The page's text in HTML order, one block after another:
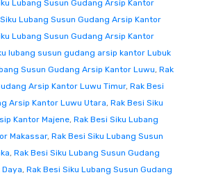
Lubang Susun Gudang Arsip Kantor
Lubang Susun Gudang Arsip Kantor
Lubang Susun Gudang Arsip Kantor
lubang susun gudang arsip kantor Lubuk
Susun Gudang Arsip Kantor Luwu, Rak
Arsip Kantor Luwu Timur, Rak Besi
Arsip Kantor Luwu Utara, Rak Besi Siku
Kantor Majene, Rak Besi Siku Lubang
Makassar, Rak Besi Siku Lubang Susun
, Rak Besi Siku Lubang Susun Gudang
, Rak Besi Siku Lubang Susun Gudang